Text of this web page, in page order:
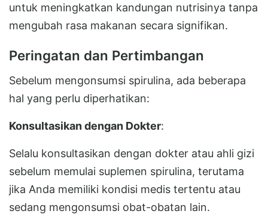
untuk meningkatkan kandungan nutrisinya tanpa
mengubah rasa makanan secara signifikan.
Peringatan dan Pertimbangan
Sebelum mengonsumsi spirulina, ada beberapa
hal yang perlu diperhatikan:
Konsultasikan dengan Dokter:
Selalu konsultasikan dengan dokter atau ahli gizi
sebelum memulai suplemen spirulina, terutama
jika Anda memiliki kondisi medis tertentu atau
sedang mengonsumsi obat-obatan lain.